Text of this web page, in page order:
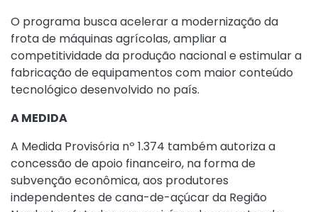
O programa busca acelerar a modernização da
frota de máquinas agrícolas, ampliar a
competitividade da produção nacional e estimular a
fabricação de equipamentos com maior conteúdo
tecnológico desenvolvido no país.
A MEDIDA
A Medida Provisória nº 1.374 também autoriza a
concessão de apoio financeiro, na forma de
subvenção econômica, aos produtores
independentes de cana-de-açúcar da Região